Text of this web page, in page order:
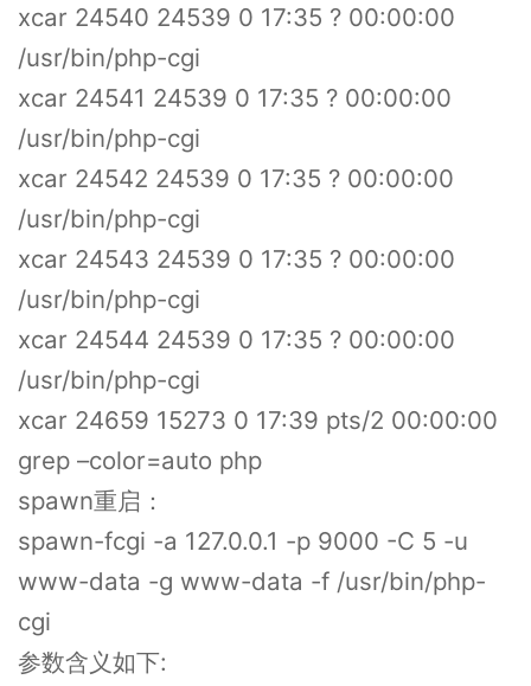
xcar 24540 24539 0 17:35 ? 00:00:00
/usr/bin/php-cgi
xcar 24541 24539 0 17:35 ? 00:00:00
/usr/bin/php-cgi
xcar 24542 24539 0 17:35 ? 00:00:00
/usr/bin/php-cgi
xcar 24543 24539 0 17:35 ? 00:00:00
/usr/bin/php-cgi
xcar 24544 24539 0 17:35 ? 00:00:00
/usr/bin/php-cgi
xcar 24659 15273 0 17:39 pts/2 00:00:00
grep –color=auto php
spawn重启：
spawn-fcgi -a 127.0.0.1 -p 9000 -C 5 -u
www-data -g www-data -f /usr/bin/php-
cgi
参数含义如下: